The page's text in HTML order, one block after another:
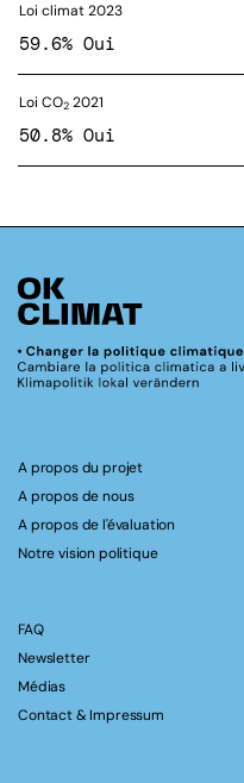
Loi climat 2023
59.6% Oui
Loi CO2 2021
50.8% Oui
A propos du projet
A propos de nous
A propos de l'évaluation
Notre vision politique
FAQ
Newsletter
Médias
Contact & Impressum